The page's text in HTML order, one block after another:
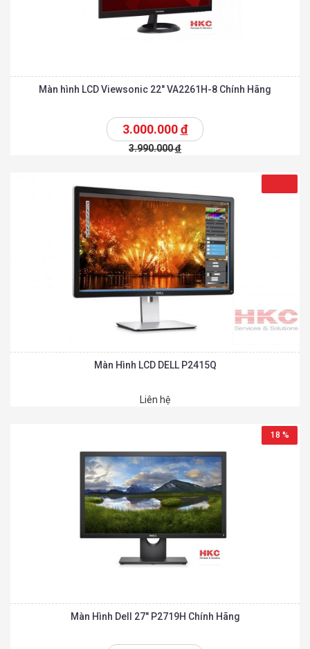
Màn hình LCD Viewsonic 22″ VA2261H-8 Chính Hãng
3.000.000đ
3.990.000đ
Màn Hình LCD DELL P2415Q
Liên hệ
18 %
Màn Hình Dell 27″ P2719H Chính Hãng